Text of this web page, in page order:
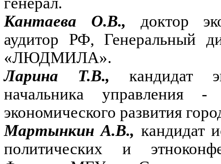
Кантаева О.В., доктор
аудитор РФ, Генеральный
«ЛЮДМИЛА».
Ларина Т.В., кандидат
начальника управления -
экономического развития
Мартынкин А.В., кандидат
политических и